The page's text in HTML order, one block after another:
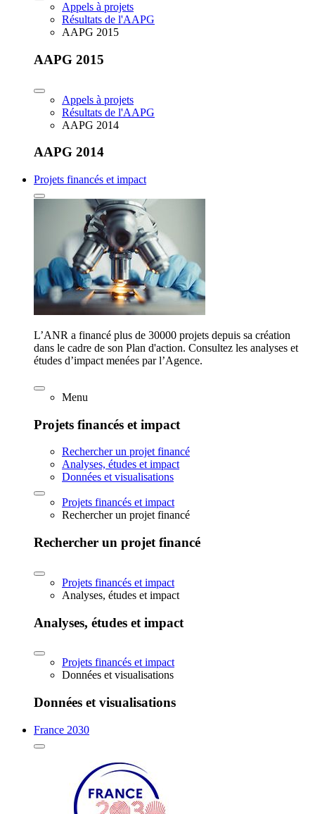
Appels à projets
Résultats de l'AAPG
AAPG 2015
AAPG 2015
Appels à projets
Résultats de l'AAPG
AAPG 2014
AAPG 2014
Projets financés et impact
L’ANR a financé plus de 30000 projets depuis sa création
dans le cadre de son Plan d'action. Consultez les analyses et
études d’impact menées par l’Agence.
Menu
Projets financés et impact
Rechercher un projet financé
Analyses, études et impact
Données et visualisations
Projets financés et impact
Rechercher un projet financé
Rechercher un projet financé
Projets financés et impact
Analyses, études et impact
Analyses, études et impact
Projets financés et impact
Données et visualisations
Données et visualisations
France 2030